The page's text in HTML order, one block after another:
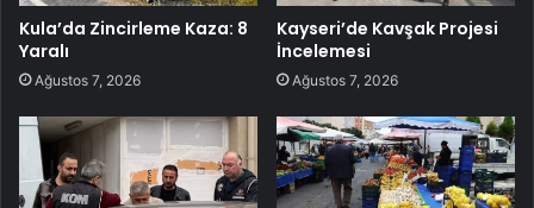
Kula’da Zincirleme Kaza: 8
Yaralı
Ağustos 7, 2026
Kayseri’de Kavşak Projesi
İncelemesi
Ağustos 7, 2026